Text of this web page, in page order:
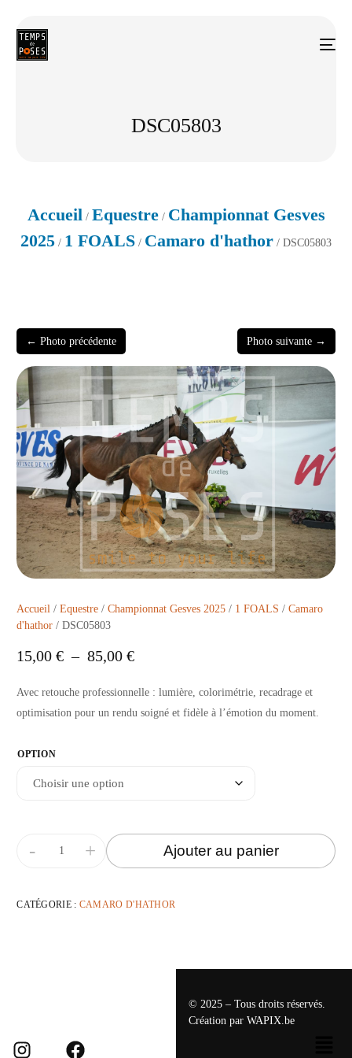
DSC05803
Accueil / Equestre/ Championnat Gesves
2025 / 1 FOALS / Camaro d'hathor / DSC05803
← Photo précédente Photo suivante →
Accueil /Equestre /Championnat Gesves 2025 / 1 FOALS /Camaro
d'hathor / DSC05803
15,00€ – 85,00€
Avec retouche professionnelle : lumière, colorimétrie, recadrage et
optimisation pour un rendu soigné et fidèle à l’émotion du moment.
OPTION
+
- Ajouter au panier
CATÉGORIE : CAMARO D'HATHOR
© 2025 – Tous droits réservés.
Création par WAPIX.be